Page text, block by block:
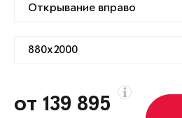
от 139 895